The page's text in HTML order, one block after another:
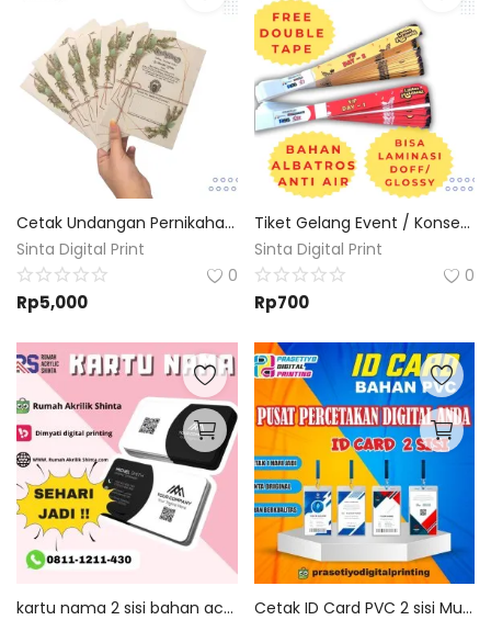
Cetak Undangan Pernikahan Nikah Khitan Custom Desain dan Ukuran
Sinta Digital Print
0
Rp5,000
Tiket Gelang Event / Konser / Wahana Albatros Custom Desain dan Ukuran
Sinta Digital Print
0
Rp700
kartu nama 2 sisi bahan ac260 | Custom Desain
Cetak ID Card PVC 2 sisi Murah Bisa Custom Desain Dan Size